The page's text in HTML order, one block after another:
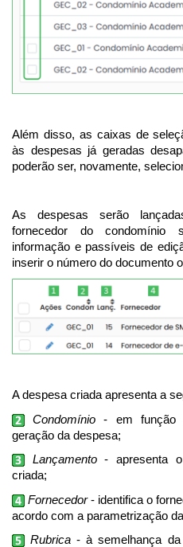
Além disso, as caixas de
às despesas já geradas
poderão ser, novamente,
As despesas serão
fornecedor do condomínio
informação e passíveis de
inserir o número do documento
A despesa criada apresenta a
Condomínio- em função
geração da despesa;
Lançamento- apresenta
criada;
Fornecedor- identifica o
acordo com a parametrização
Rubrica- à semelhança da